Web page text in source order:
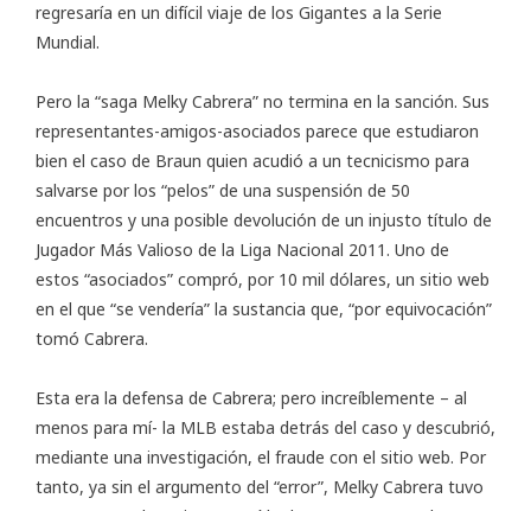
regresaría en un difícil viaje de los Gigantes a la Serie
Mundial.
Pero la “saga Melky Cabrera” no termina en la sanción. Sus
representantes-amigos-asociados parece que estudiaron
bien el caso de Braun quien acudió a un tecnicismo para
salvarse por los “pelos” de una suspensión de 50
encuentros y una posible devolución de un injusto título de
Jugador Más Valioso de la Liga Nacional 2011. Uno de
estos “asociados” compró, por 10 mil dólares, un sitio web
en el que “se vendería” la sustancia que, “por equivocación”
tomó Cabrera.
Esta era la defensa de Cabrera; pero increíblemente – al
menos para mí- la MLB estaba detrás del caso y descubrió,
mediante una investigación, el fraude con el sitio web. Por
tanto, ya sin el argumento del “error”, Melky Cabrera tuvo